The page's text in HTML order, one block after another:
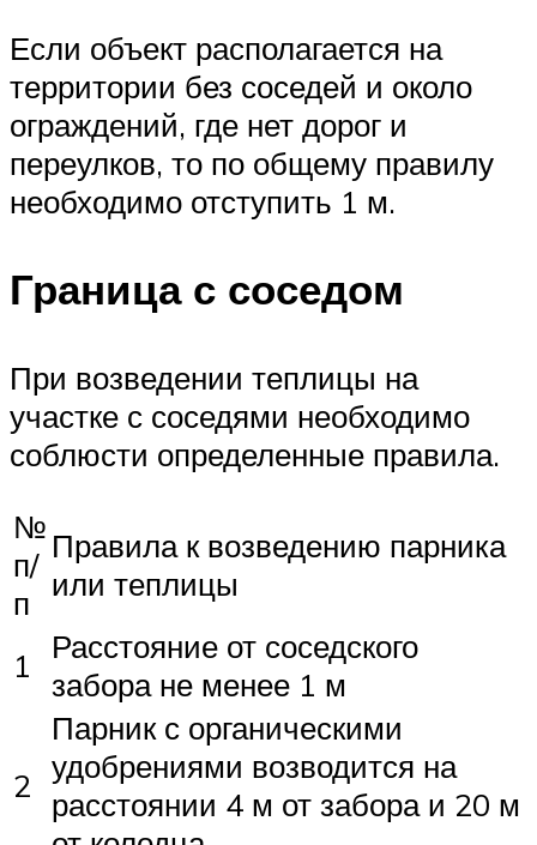
Если объект располагается на
территории без соседей и около
ограждений, где нет дорог и
переулков, то по общему правилу
необходимо отступить 1 м.
Граница с соседом
При возведении теплицы на
участке с соседями необходимо
соблюсти определенные правила.
№
п/
п
Правила к возведению парника
или теплицы
1
Расстояние от соседского
забора не менее 1 м
2
Парник с органическими
удобрениями возводится на
расстоянии 4 м от забора и 20 м